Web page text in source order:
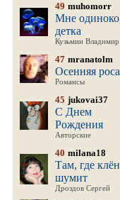
49 muhomorr
Мне
детка
Кузьмин Владимир
47 mranatolm
Осенняя роса
Романсы
45 jukovai37
С Днем
Рождения
Авторские
40 milana18
Там, где клён
шумит
Дроздов Сергей